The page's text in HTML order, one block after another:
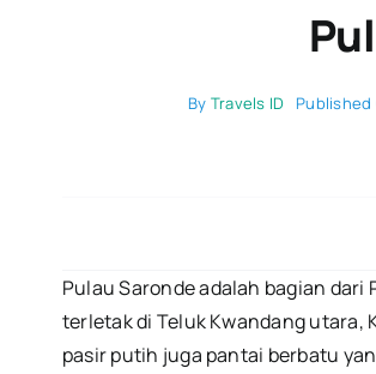
By Travels ID Published
Pulau Saronde adalah bagian
terletak di Teluk Kwandang utara,
pasir putih juga pantai berbatu